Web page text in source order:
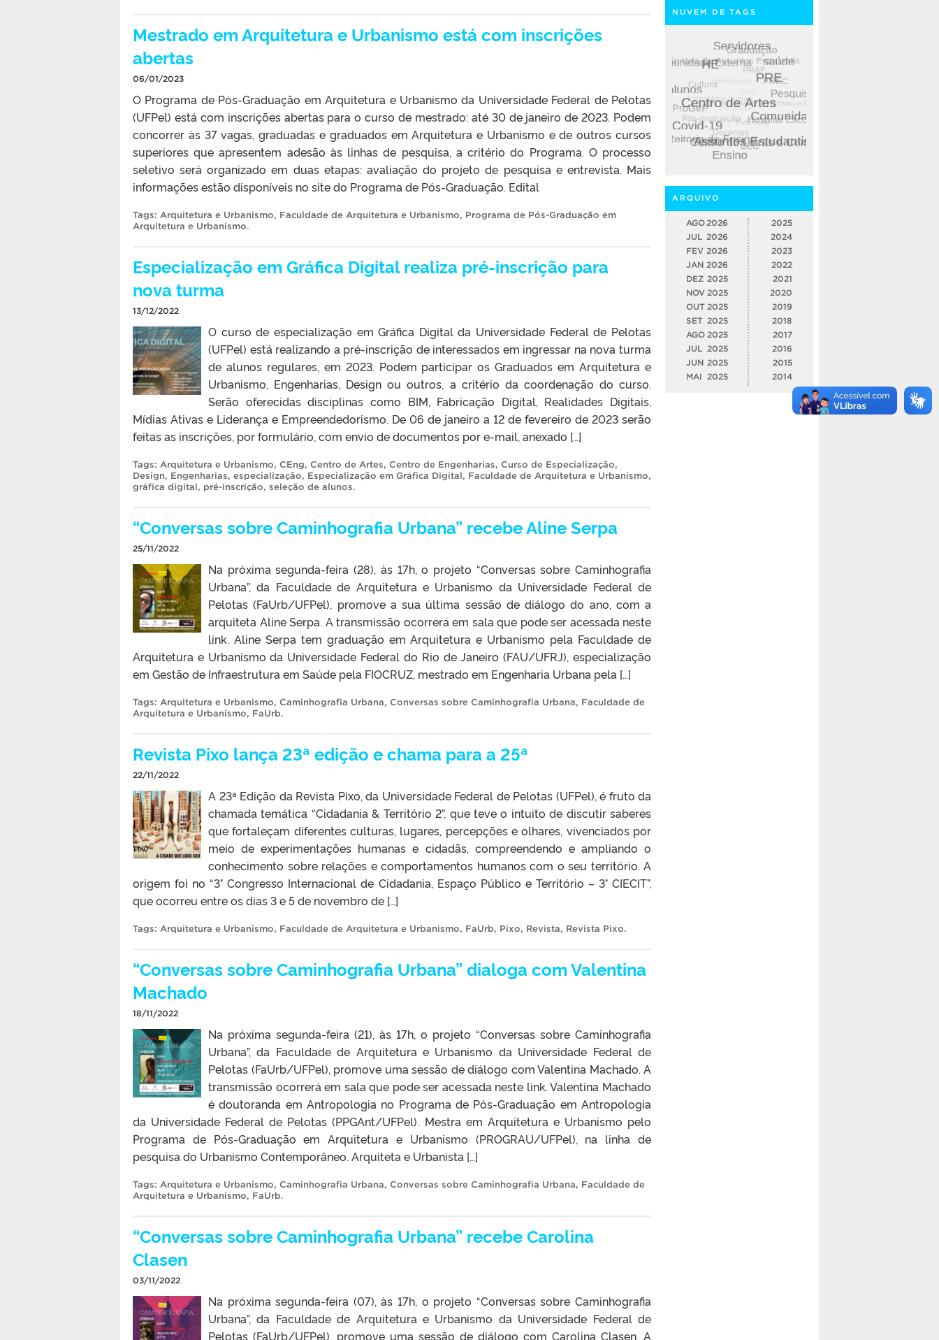
Mestrado em Arquitetura e Urbanismo está com inscrições
abertas
06/01/2023
O Programa de Pós-Graduação em Arquitetura e Urbanismo da Universidade Federal de Pelotas
(UFPel) está com inscrições abertas para o curso de mestrado: até 30 de janeiro de 2023. Podem
concorrer às 37 vagas, graduadas e graduados em Arquitetura e Urbanismo e de outros cursos
superiores que apresentem adesão às linhas de pesquisa, a critério do Programa. O processo
seletivo será organizado em duas etapas: avaliação do projeto de pesquisa e entrevista. Mais
informações estão disponíveis no site do Programa de Pós-Graduação. Edital
Tags: Arquitetura e Urbanismo, Faculdade de Arquitetura e Urbanismo, Programa de Pós-Graduação em
Arquitetura e Urbanismo.
Especialização em Gráfica Digital realiza pré-inscrição para
nova turma
13/12/2022
O curso de especialização em Gráfica Digital da Universidade Federal de Pelotas
(UFPel) está realizando a pré-inscrição de interessados em ingressar na nova turma
de alunos regulares, em 2023. Podem participar os Graduados em Arquitetura e
Urbanismo, Engenharias, Design ou outros, a critério da coordenação do curso.
Serão oferecidas disciplinas como BIM, Fabricação Digital, Realidades Digitais,
Mídias Ativas e Liderança e Empreendedorismo. De 06 de janeiro a 12 de fevereiro de 2023 serão
feitas as inscrições, por formulário, com envio de documentos por e-mail, anexado […]
Tags: Arquitetura e Urbanismo, CEng, Centro de Artes, Centro de Engenharias, Curso de Especialização,
Design, Engenharias, especialização, Especialização em Gráfica Digital, Faculdade de Arquitetura e Urbanismo,
gráfica digital, pré-inscrição, seleção de alunos.
“Conversas sobre Caminhografia Urbana” recebe Aline Serpa
25/11/2022
Na próxima segunda-feira (28), às 17h, o projeto “Conversas sobre Caminhografia
Urbana”, da Faculdade de Arquitetura e Urbanismo da Universidade Federal de
Pelotas (FaUrb/UFPel), promove a sua última sessão de diálogo do ano, com a
arquiteta Aline Serpa. A transmissão ocorrerá em sala que pode ser acessada neste
link. Aline Serpa tem graduação em Arquitetura e Urbanismo pela Faculdade de
Arquitetura e Urbanismo da Universidade Federal do Rio de Janeiro (FAU/UFRJ), especialização
em Gestão de Infraestrutura em Saúde pela FIOCRUZ, mestrado em Engenharia Urbana pela […]
Tags: Arquitetura e Urbanismo, Caminhografia Urbana, Conversas sobre Caminhografia Urbana, Faculdade de
Arquitetura e Urbanismo, FaUrb.
Revista Pixo lança 23ª edição e chama para a 25ª
22/11/2022
A 23ª Edição da Revista Pixo, da Universidade Federal de Pelotas (UFPel), é fruto da
chamada temática “Cidadania & Território 2”, que teve o intuito de discutir saberes
que fortaleçam diferentes culturas, lugares, percepções e olhares, vivenciados por
meio de experimentações humanas e cidadãs, compreendendo e ampliando o
conhecimento sobre relações e comportamentos humanos com o seu território. A
origem foi no “3° Congresso Internacional de Cidadania, Espaço Público e Território – 3° CIECIT”,
que ocorreu entre os dias 3 e 5 de novembro de […]
Tags: Arquitetura e Urbanismo, Faculdade de Arquitetura e Urbanismo, FaUrb, Pixo, Revista, Revista Pixo.
“Conversas sobre Caminhografia Urbana” dialoga com Valentina
Machado
18/11/2022
Na próxima segunda-feira (21), às 17h, o projeto “Conversas sobre Caminhografia
Urbana”, da Faculdade de Arquitetura e Urbanismo da Universidade Federal de
Pelotas (FaUrb/UFPel), promove uma sessão de diálogo com Valentina Machado. A
transmissão ocorrerá em sala que pode ser acessada neste link. Valentina Machado
é doutoranda em Antropologia no Programa de Pós-Graduação em Antropologia
da Universidade Federal de Pelotas (PPGAnt/UFPel). Mestra em Arquitetura e Urbanismo pelo
Programa de Pós-Graduação em Arquitetura e Urbanismo (PROGRAU/UFPel), na linha de
pesquisa do Urbanismo Contemporâneo. Arquiteta e Urbanista […]
Tags: Arquitetura e Urbanismo, Caminhografia Urbana, Conversas sobre Caminhografia Urbana, Faculdade de
Arquitetura e Urbanismo, FaUrb.
“Conversas sobre Caminhografia Urbana” recebe Carolina
Clasen
03/11/2022
Na próxima segunda-feira (07), às 17h, o projeto “Conversas sobre Caminhografia
Urbana”, da Faculdade de Arquitetura e Urbanismo da Universidade Federal de
Pelotas (FaUrb/UFPel), promove uma sessão de diálogo com Carolina Clasen. A
NUVEM DE TAGS
ARQUIVO
AGO 2026
JUL 2026
FEV 2026
JAN 2026
DEZ 2025
NOV 2025
OUT 2025
SET 2025
AGO 2025
JUL
2025
JUN 2025
MAI
2025
2025
2024
2023
2022
2021
2020
2019
2018
2017
2016
2015
2014